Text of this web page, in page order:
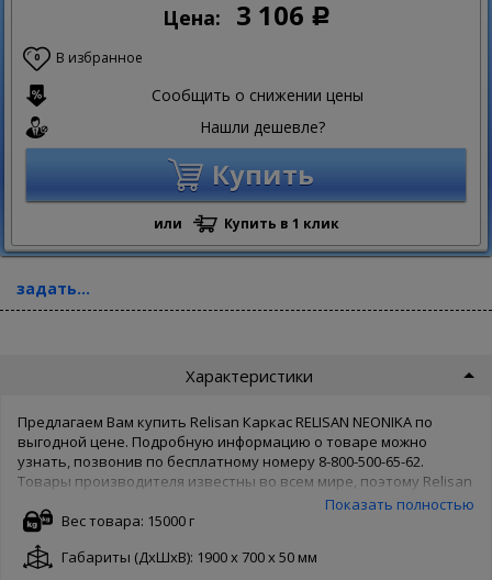
Цена: 3 106 Р
0 В избранное
Сообщить о снижении цены
Нашли дешевле?
Купить
или Купить в 1 клик
задать...
Характеристики
Предлагаем Вам купить Relisan Каркас RELISAN NEONIKA по
выгодной цене. Подробную информацию о товаре можно
узнать, позвонив по бесплатному номеру 8-800-500-65-62.
Товары производителя известны во всем мире, поэтому Relisan
беспокоятся о качестве товара и защищают его своей
гарантией. Чтобы купить Relisan Каркас RELISAN NEONIKA в
нашем интернет магазине, Вам достаточно оформить заказ
онлайн на сайте. Доступны как полная форма оформления, так и
Показать полностью
Вес товара: 15000 г
Габариты (ДxШxВ): 1900 x 700 x 50 мм